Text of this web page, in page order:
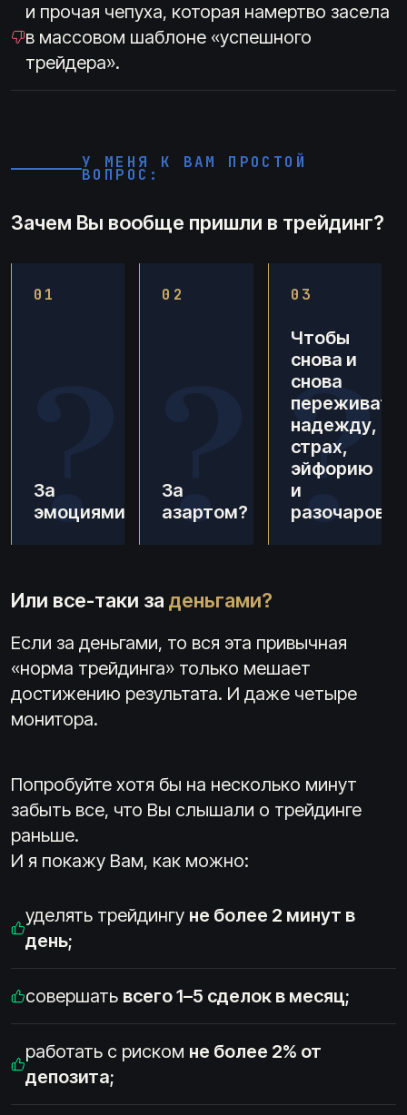
и прочая чепуха, которая намертво засела
в массовом шаблоне «успешного
трейдера».
У МЕНЯ К ВАМ ПРОСТОЙ
ВОПРОС:
Зачем Вы вообще пришли в трейдинг?
01
?
За
эмоциями?
02
?
За
азартом?
03
?
Чтобы
снова и
снова
переживать
надежду,
страх,
эйфорию
и
Или все-таки за деньгами?
Если за деньгами, то вся эта привычная
«норма трейдинга» только мешает
достижению результата. И даже четыре
монитора.
Попробуйте хотя бы на несколько минут
забыть все, что Вы слышали о трейдинге
раньше.
И я покажу Вам, как можно:
уделять трейдингу не более 2 минут в
день;
совершать всего 1–5 сделок в месяц;
работать с риском не более 2% от
депозита;